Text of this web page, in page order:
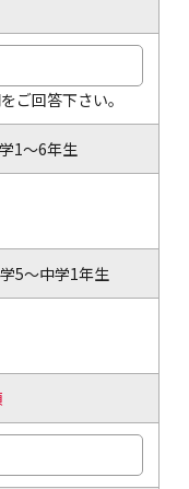
ご回答下さい。
1～6年生
5～中学1年生